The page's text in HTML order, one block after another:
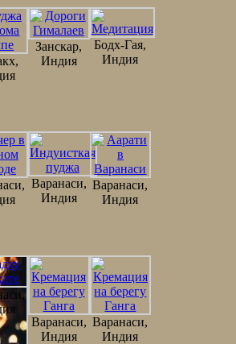
Занскар,
Индия
Бодх-Гая,
Индия
Варанаси,
Индия
Варанаси,
Индия
Варанаси,
Индия
Варанаси,
Индия